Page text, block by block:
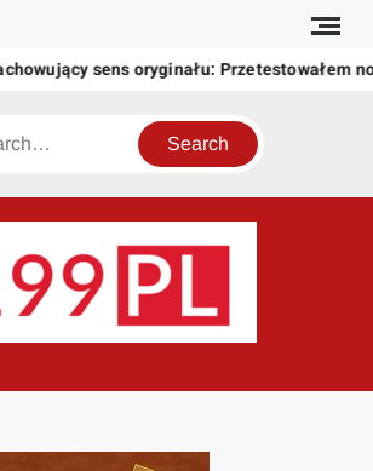
sens oryginału: Przetestowałem
świat